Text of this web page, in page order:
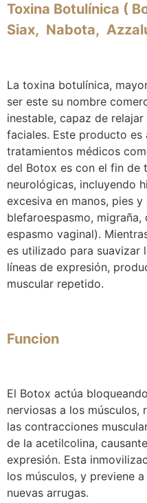
Toxina Botulínica (
Siax, Nabota,
La toxina botulínica,
ser este su nombre
inestable, capaz de
faciales. Este producto
tratamientos médicos
del Botox es con el fin de
neurológicas, incluyendo
excesiva en manos, pies
blefaroespasmo, migraña,
espasmo vaginal).
es utilizado para suavizar
líneas de expresión,
muscular repetido.
Funcion
El Botox actúa
nerviosas a los
las contracciones
de la acetilcolina,
expresión. Esta
los músculos, y previene
nuevas arrugas.